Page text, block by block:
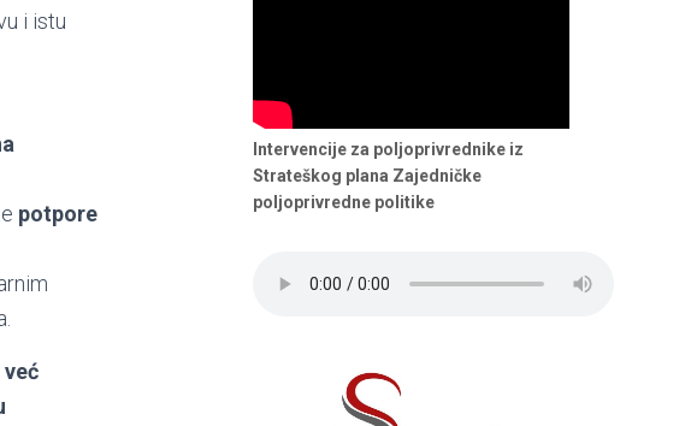
i istu
potpore
Intervencije za poljoprivrednike iz
Strateškog plana Zajedničke
poljoprivredne politike